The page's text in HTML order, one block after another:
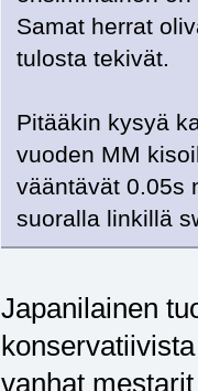
Samat herrat
tulosta tekivät.
Pitääkin kysyä
vuoden MM
vääntävät 0.05s
suoralla linkillä
Japanilainen
vanhat